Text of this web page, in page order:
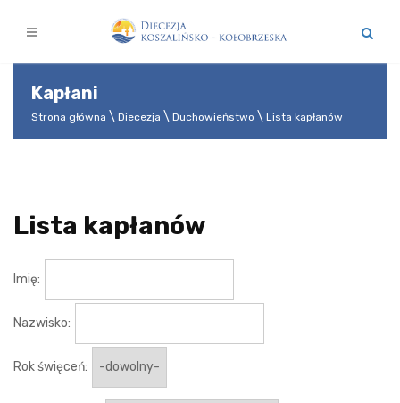
Kapłani
Strona główna Diecezja Duchowieństwo Lista kapłanów
Lista kapłanów
Imię:
Nazwisko:
Rok święceń: